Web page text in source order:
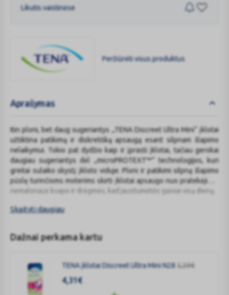
Likutis vaistinėse
Peržiūrėti visus produktus
Aprašymas
Itin ploni, bet daug sugeriantys „TENA Discreet Ultra Mini“ įklotai
užtiktina patikimą ir diskretišką apsaugą esant silpnam šlapimo
nelaikymui. Tokio pat dydžio kaip ir įprasti įklotai, tačiau gerokai
daugiau sugeriantys dėl „microPROTEXT™“ technologijos, kuri
greitai sulaiko skystį įkloto viduje. Ploni ir patikimi silpną šlapimo
pūslę turinčioms moterims skirti įklotai apsaugo nuo pratekėjimo,
nemalonaus kvapo ir drėgmės, kad jaustumėtės gaiviai visą dieną.
Nepastebimi ir saugūs.
Suteikia trejopą apsaugą nuo pratekėjimo, kvapo ir drėgmės.
kvapo atsiradimo.
Skaityti daugiau
Dažnai perkama kartu
TENA įklotai Discreet Ultra Mini N28 5,39€
4,31€